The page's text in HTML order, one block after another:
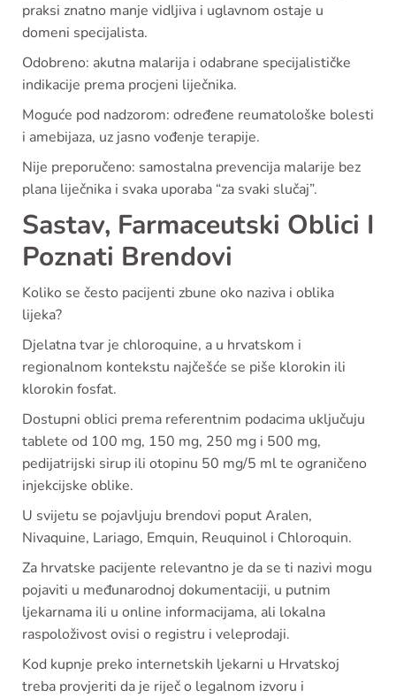
praksi znatno manje vidljiva i uglavnom ostaje u
domeni specijalista.
Odobreno: akutna malarija i odabrane specijalističke
indikacije prema procjeni liječnika.
Moguće pod nadzorom: određene reumatološke bolesti
i amebijaza, uz jasno vođenje terapije.
Nije preporučeno: samostalna prevencija malarije bez
plana liječnika i svaka uporaba “za svaki slučaj”.
Sastav, Farmaceutski Oblici I
Poznati Brendovi
Koliko se često pacijenti zbune oko naziva i oblika
lijeka?
Djelatna tvar je chloroquine, a u hrvatskom i
regionalnom kontekstu najčešće se piše klorokin ili
klorokin fosfat.
Dostupni oblici prema referentnim podacima uključuju
tablete od 100 mg, 150 mg, 250 mg i 500 mg,
pedijatrijski sirup ili otopinu 50 mg/5 ml te ograničeno
injekcijske oblike.
U svijetu se pojavljuju brendovi poput Aralen,
Nivaquine, Lariago, Emquin, Reuquinol i Chloroquin.
Za hrvatske pacijente relevantno je da se ti nazivi mogu
pojaviti u međunarodnoj dokumentaciji, u putnim
ljekarnama ili u online informacijama, ali lokalna
raspoloživost ovisi o registru i veleprodaji.
Kod kupnje preko internetskih ljekarni u Hrvatskoj
treba provjeriti da je riječ o legalnom izvoru i